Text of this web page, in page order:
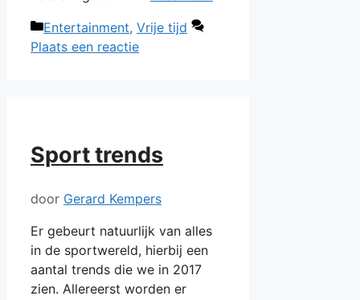
Categorieën
Entertainment, Vrije tijd
Plaats een reactie
Sport trends
door Gerard Kempers
Er gebeurt natuurlijk van alles
in de sportwereld, hierbij een
aantal trends die we in 2017
zien. Allereerst worden er